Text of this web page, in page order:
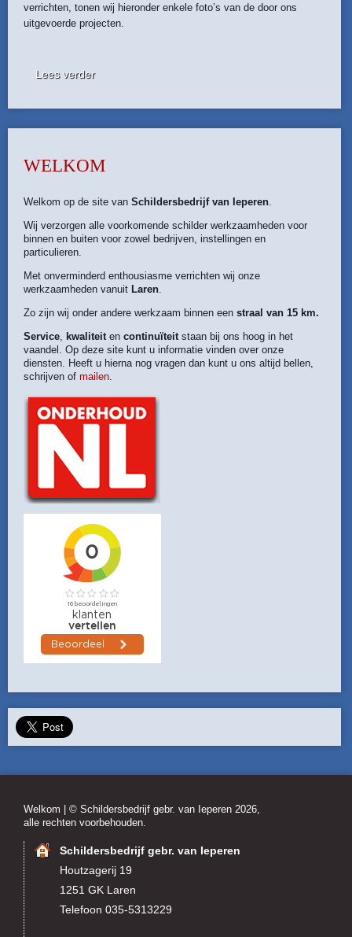
verrichten, tonen wij hieronder enkele foto’s van de door ons
uitgevoerde projecten.
Lees verder
WELKOM
Welkom op de site van Schildersbedrijf van Ieperen
Wij verzorgen alle voorkomende schilder werkzaamheden voor
binnen en buiten voor zowel bedrijven, instellingen en
particulieren.
Met onverminderd enthousiasme verrichten wij onze
werkzaamheden vanuit Laren
Zo zijn wij onder andere werkzaam binnen een straal van 15 km.
Service kwaliteit en continuïteit staan bij ons hoog in het
vaandel. Op deze site kunt u informatie vinden over onze
diensten. Heeft u hierna nog vragen dan kunt u ons altijd bellen,
schrijven of mailen
Welkom | © Schildersbedrijf gebr. van Ieperen 2026,
alle rechten voorbehouden.
Schildersbedrijf gebr. van Ieperen
Houtzagerij 19
1251 GK Laren
Telefoon 035-5313229